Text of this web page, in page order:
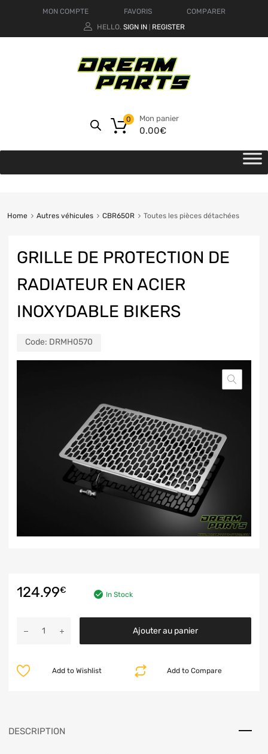
MON COMPTE FAVORIS
COMPARER
HELLO. SIGN IN REGISTER
Mon panier
0.00€
0
Home Autres véhicules CBR650R Toutes les pièces détachées
GRILLE DE PROTECTION DE
RADIATEUR EN ACIER
INOXYDABLE BIKERS
Code: DRMH0570
124.99€ In Stock
Ajouter au panier
Add to Compare
Add to Wishlist
DESCRIPTION